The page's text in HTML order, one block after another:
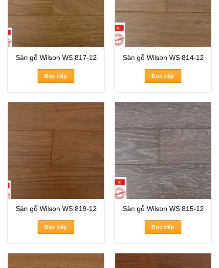
Sàn gỗ Wilson WS 817-12
Đọc tiếp
Sàn gỗ Wilson WS 814-12
Đọc tiếp
Sàn gỗ Wilson WS 819-12
Đọc tiếp
Sàn gỗ Wilson WS 815-12
Đọc tiếp